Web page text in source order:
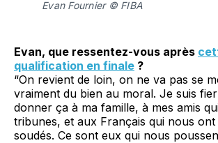
Evan Fournier © FIBA
Evan, que ressentez-vous après
qualification en finale ?
“On revient de loin, on ne va pas se
vraiment du bien au moral. Je suis
donner ça à ma famille, à mes amis
tribunes, et aux Français qui nous
soudés. Ce sont eux qui nous